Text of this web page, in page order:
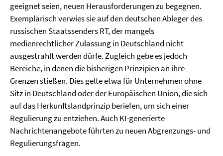
geeignet seien, neuen Herausforderungen zu begegnen.
Exemplarisch verwies sie auf den deutschen Ableger des
russischen Staatssenders RT, der mangels
medienrechtlicher Zulassung in Deutschland nicht
ausgestrahlt werden dürfe. Zugleich gebe es jedoch
Bereiche, in denen die bisherigen Prinzipien an ihre
Grenzen stießen. Dies gelte etwa für Unternehmen ohne
Sitz in Deutschland oder der Europäischen Union, die sich
auf das Herkunftslandprinzip beriefen, um sich einer
Regulierung zu entziehen. Auch KI-generierte
Nachrichtenangebote führten zu neuen Abgrenzungs- und
Regulierungsfragen.